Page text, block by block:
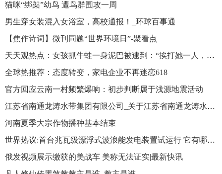
猫咪“绑架”幼鸟 遭鸟群围攻一周
男生穿女装混入女浴室，高校通报！_环球百事通
【焦作诗词】微刊同题“世界环境日”-聚看点
天天观热点：女孩抓牛蛙一身泥巴被逮到：“挨打她一人，吃是全家人”
全球热推荐：态度转变，家电企业不再迷恋618
官方回应云南一村频繁爆响：初步判断属于浅源地震活动
江苏省南通龙涛水带集团有限公司_关于江苏省南通龙涛水带集团有限公司简述_环球微资讯
河南夏季大宗作物播种基本结束
世界热议:首台兆瓦级漂浮式波浪能发电装置试运行 它有哪些“超能力”？
俄发视频展示缴获的美战车 美称无法证实|最新快讯